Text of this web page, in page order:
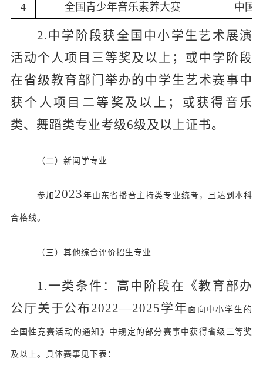
4 全国青少年音乐素养大赛 中国
2.中学阶段获全国中小学生艺术展演
活动个人项目三等奖及以上；或中学阶段
在省级教育部门举办的中学生艺术赛事中
获个人项目二等奖及以上；或获得音乐
类、舞蹈类专业考级6级及以上证书。
（二）新闻学专业
参加 2023 年山东省播音主持类专业统考，且达到本科
合格线。
（三）其他综合评价招生专业
1.一类条件：高中阶段在《教育部办
公厅关于公布2022—2025学年 面向中小学生的
全国性竞赛活动的通知》中规定的部分赛事中获得省级三等奖
及以上。具体赛事见下表：